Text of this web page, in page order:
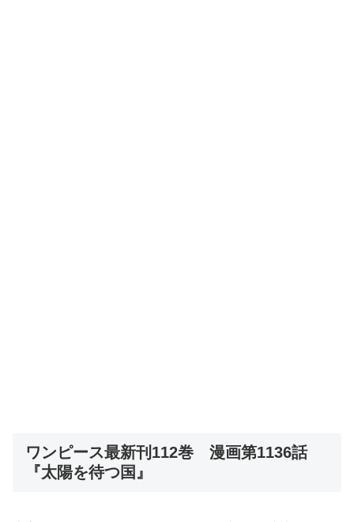
ワンピース最新刊112巻 漫画第1136話
『太陽を待つ国』